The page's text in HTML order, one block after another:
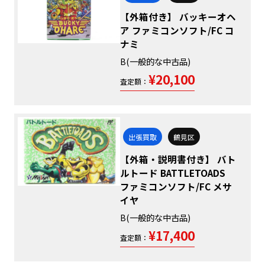
【外箱付き】 バッキーオヘ
ア ファミコンソフト/FC コ
ナミ
B(一般的な中古品)
査定額： ¥20,100
出張買取 鶴見区
【外箱・説明書付き】 バト
ルトード BATTLETOADS
ファミコンソフト/FC メサ
イヤ
B(一般的な中古品)
査定額： ¥17,400